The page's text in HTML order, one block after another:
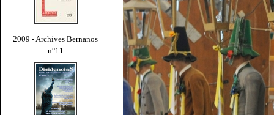
2009 - Archives Bernanos
n°11